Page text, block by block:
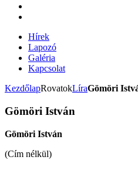
Hírek
Lapozó
Galéria
Kapcsolat
KezdőlapRovatokLíraGömöri
Gömöri István
Gömöri István
(Cím nélkül)